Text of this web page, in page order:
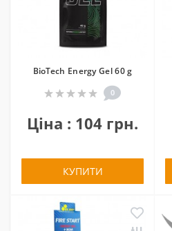
BioTech Energy Gel 60 g
0
Ціна : 104 грн.
КУПИТИ